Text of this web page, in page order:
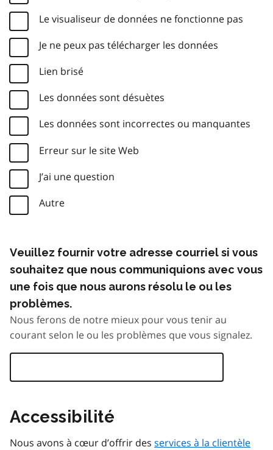
Le visualiseur de données ne fonctionne pas
Je ne peux pas télécharger les données
Lien brisé
Les données sont désuètes
Les données sont incorrectes ou manquantes
Erreur sur le site Web
J’ai une question
Autre
Veuillez fournir votre adresse courriel si vous
souhaitez que nous communiquions avec vous
une fois que nous aurons résolu le ou les
problèmes.
Nous ferons de notre mieux pour vous tenir au
courant selon le ou les problèmes que vous signalez.
Accessibilité
Nous avons à cœur d’offrir des services à la clientèle